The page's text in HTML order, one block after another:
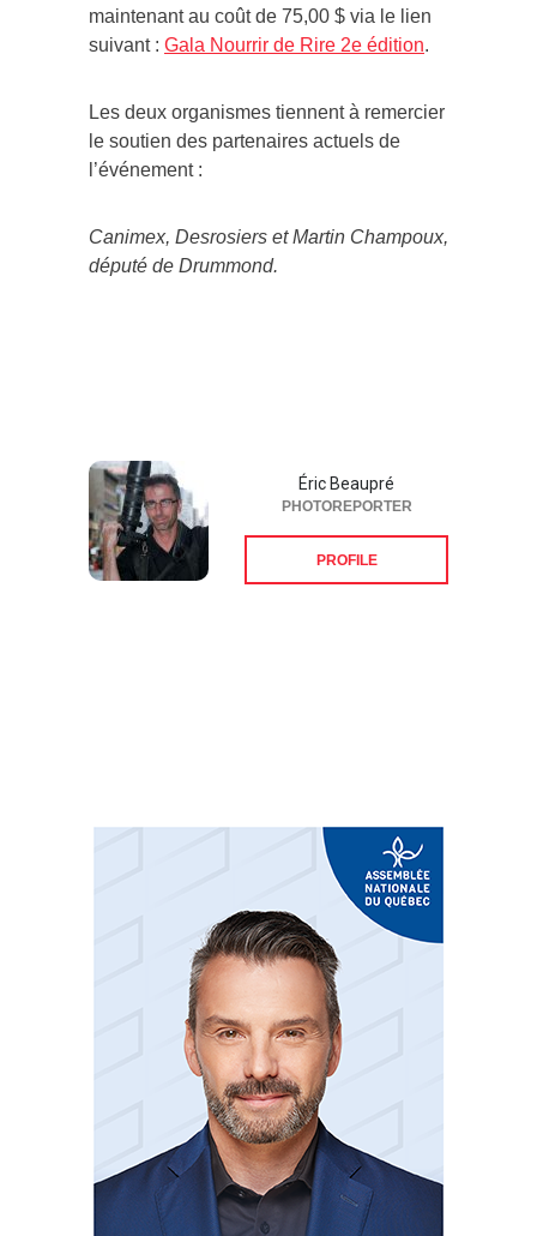
maintenant au coût de 75,00 $ via le lien
suivant : Gala Nourrir de Rire 2e édition.
Les deux organismes tiennent à remercier
le soutien des partenaires actuels de
l’événement :
Canimex, Desrosiers et Martin Champoux,
député de Drummond.
Éric Beaupré
PHOTOREPORTER
PROFILE